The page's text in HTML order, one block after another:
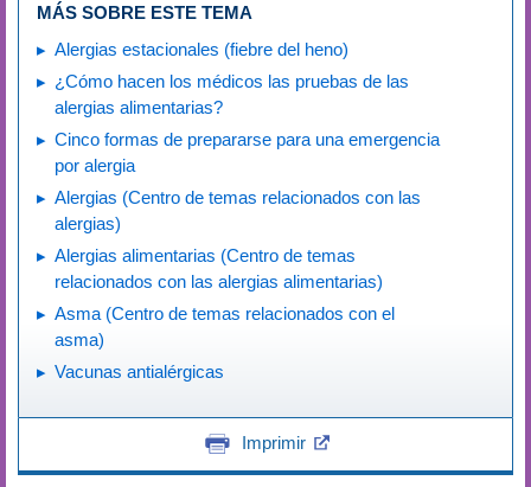
MÁS SOBRE ESTE TEMA
Alergias estacionales (fiebre del heno)
¿Cómo hacen los médicos las pruebas de las
alergias alimentarias?
Cinco formas de prepararse para una emergencia
por alergia
Alergias (Centro de temas relacionados con las
alergias)
Alergias alimentarias (Centro de temas
relacionados con las alergias alimentarias)
Asma (Centro de temas relacionados con el
asma)
Vacunas antialérgicas
Imprimir